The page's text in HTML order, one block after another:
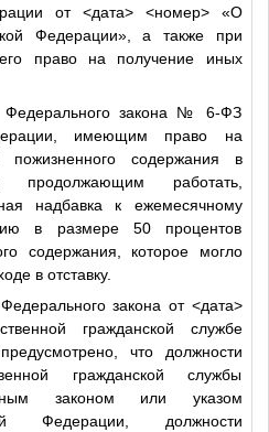
от <дата> <номер>«О
Федерации», а также при
право на получение иных
Федерального закона № 6-ФЗ
имеющим право на
пожизненного содержания в
работать,
надбавка к ежемесячному
в размере 50 процентов
содержания, которое могло
в отставку.
закона от <дата>
гражданской службе
что должности
гражданской службы
законом или указом
Федерации, должности